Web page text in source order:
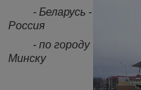
- Беларусь -
Россия
- по городу
Минску